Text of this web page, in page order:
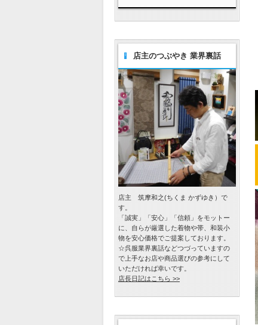
店主のつぶやき 業界裏話
店主 筑摩和之(ちくま かずゆき）で
す。
「誠実」「安心」「信頼」をモットー
に、自らが厳選した着物や帯、和装小
物を安心価格でご提案しております。
☆呉服業界裏話などつづっていますの
で上手なお店や商品選びの参考にして
いただければ幸いです。
店長日記はこちら >>